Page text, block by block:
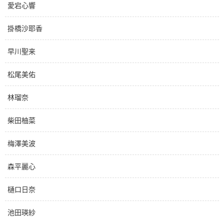
愛宕心響
掛橋沙耶香
早川聖来
松尾美佑
林瑠奈
柴田柚菜
梅澤美波
森平麗心
樋口日奈
池田瑛紗